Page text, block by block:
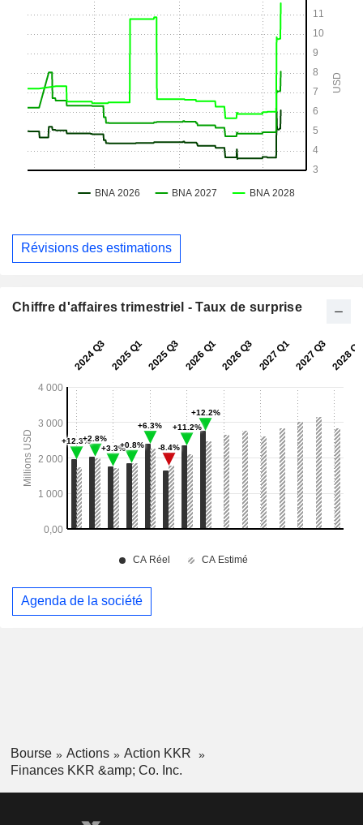
Révisions des estimations
Chiffre d'affaires trimestriel - Taux de surprise
Agenda de la société
Bourse Actions
Action KKR
Finances KKR &amp; Co. Inc.